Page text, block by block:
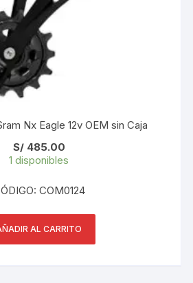
Nx Eagle 12v OEM sin Caja
S/485.00
1 disponibles
COM0124
AL CARRITO